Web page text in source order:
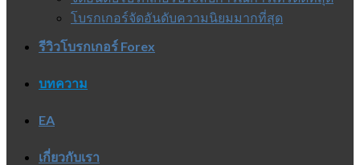
โบรกเกอร์จัดอันดับความนิยมมากที่สุด
รีวิวโบรกเกอร์ Forex
บทความ
EA
เกี่ยวกับเรา